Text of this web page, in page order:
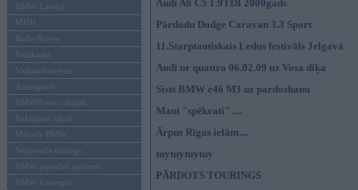
BMW Latvijā
MINI
Rolls-Royce
Pasākumi
Vadāmības tests
Autosports
BMWPower aktuāli
Reklāmas raksti
Mēneša BMW
Sērijveida tūnings
BMW pasaules jaunumi
BMW koncepti
Audi A6 C5 1.9TDI 2000gads
Pārdodu Dodge Caravan 3.3 Sport
11.Starptautiskais Ledus festivāls Jelgavā
Audi ur quattro 06.02.09 uz Vosa dīķa
Sists BMW e46 M3 uz pardoshanu
Mani "spēkrati" ....
Ārpus Rīgas ielām....
tuytuytuytuy
PĀRDOTS TOURINGS